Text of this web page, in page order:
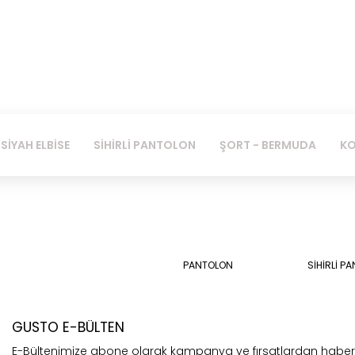
SİYAH ELBİSE SİHİRLİ PANTOLON ŞORT - BERMUDA
PANTOLON SİHİRLİ
GUSTO E-BÜLTEN
E-Bültenimize abone olarak kampanya ve fırsatlardan